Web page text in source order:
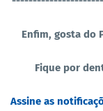
Enfim, gosta do
Fique por
Assine as